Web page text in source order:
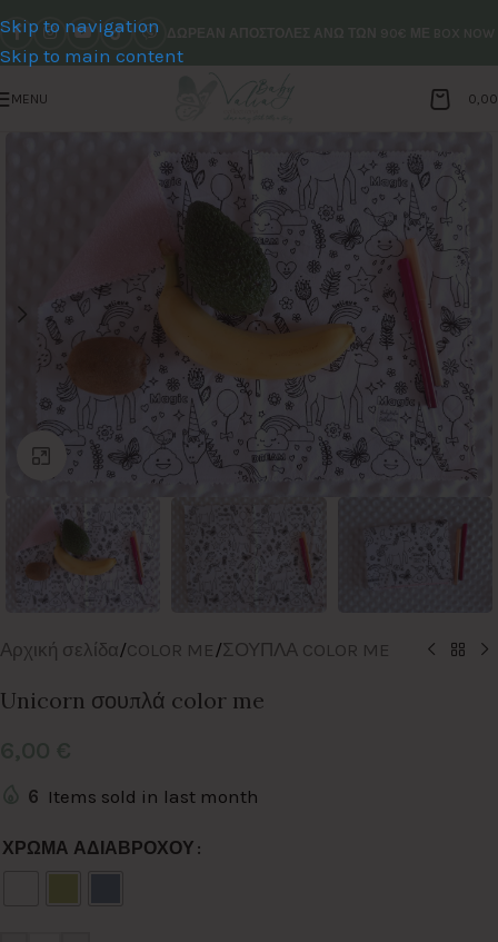
Skip to navigation
Skip to main content
MENU
Click to enlarge
Αρχική σελίδα/COLOR ME/ΣΟΥΠΛΑ COLOR ME
Unicorn σουπλά color me
6 Items sold in last month
ΧΡΩΜΑ ΑΔΙΑΒΡΟΧΟΥ
Alternative: